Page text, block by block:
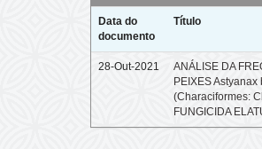
Data do
documento
Título
28-Out-2021
ANÁLISE DA
PEIXES
(Characiformes:
FUNGICIDA